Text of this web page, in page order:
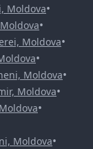
Moldova•
•
Moldova•
•
Moldova•
Moldova•
•
Moldova•